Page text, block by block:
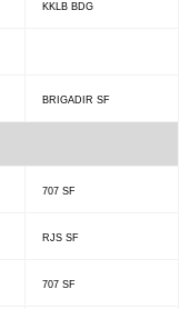
KKLB BDG
BRIGADIR SF
707 SF
RJS SF
707 SF